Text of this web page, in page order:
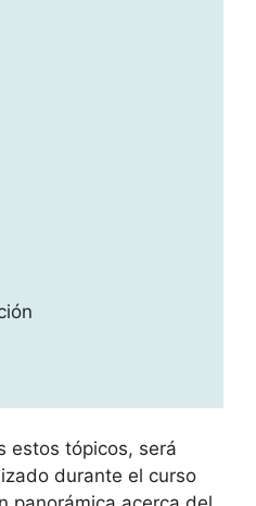
estos tópicos, será
durante el curso